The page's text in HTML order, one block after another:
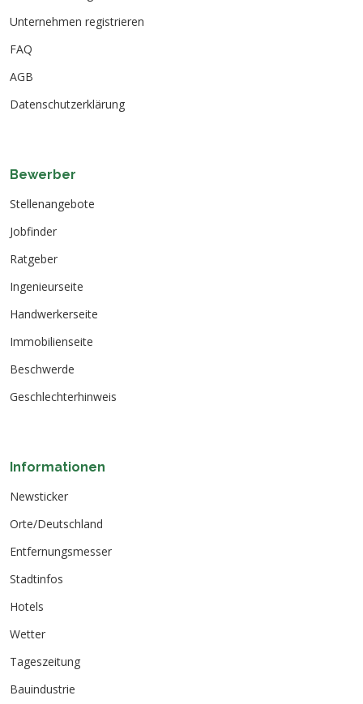
Unternehmen registrieren
FAQ
AGB
Datenschutzerklärung
Bewerber
Stellenangebote
Jobfinder
Ratgeber
Ingenieurseite
Handwerkerseite
Immobilienseite
Beschwerde
Geschlechterhinweis
Informationen
Newsticker
Orte/Deutschland
Entfernungsmesser
Stadtinfos
Hotels
Wetter
Tageszeitung
Bauindustrie